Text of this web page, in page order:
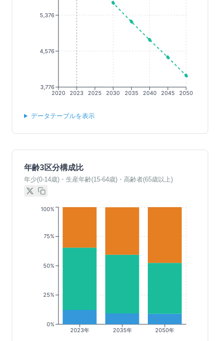
2020 2023 2025 2030 2035 2040 2045 2050
3,776
4,576
5,376
データテーブルを表示
年齢3区分構成比
年少(0-14歳)・生産年齢(15-64歳)・高齢者(65歳以上)
2023年 2035年 2050年
0%
25%
50%
75%
100%